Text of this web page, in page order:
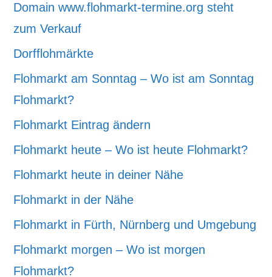
Domain www.flohmarkt-termine.org steht
zum Verkauf
Dorfflohmärkte
Flohmarkt am Sonntag – Wo ist am Sonntag
Flohmarkt?
Flohmarkt Eintrag ändern
Flohmarkt heute – Wo ist heute Flohmarkt?
Flohmarkt heute in deiner Nähe
Flohmarkt in der Nähe
Flohmarkt in Fürth, Nürnberg und Umgebung
Flohmarkt morgen – Wo ist morgen
Flohmarkt?